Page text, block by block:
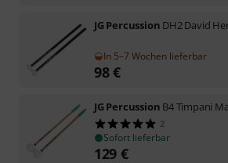
JG Percussion DH2 David
In 5–7 Wochen lieferbar
98€
JG Percussion B4 Timpani
2
Sofort lieferbar
129 €